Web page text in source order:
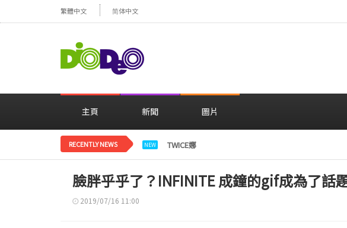
繁體中文 简体中文
主頁 新聞 圖片
RECENTLY NEWS NEW TWICE娜璉，花背景感性自拍…精緻妝容引人注目
臉胖乎乎了？INFINITE 成鐘的gif成為了話
2019/07/16 11:00